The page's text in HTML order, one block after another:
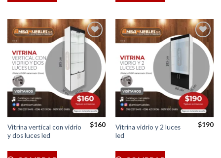
Añadir
a la
lista de
deseos
Vitrina vertical con vidrio
y dos luces led
$160
Añadir
a la
lista de
deseos
Vitrina vidrio y 2 luces
led
$190